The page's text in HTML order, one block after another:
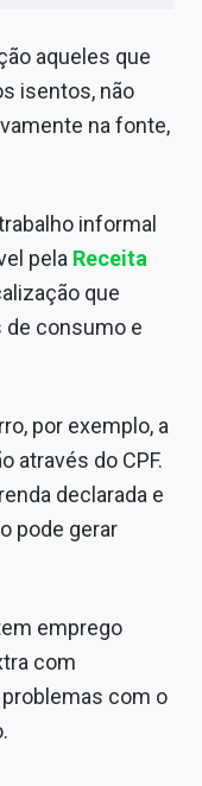
aqueles que
isentos, não
na fonte,
informal
pela Receita
que
de consumo e
por exemplo, a
através do CPF.
declarada e
pode gerar
emprego
com
com o